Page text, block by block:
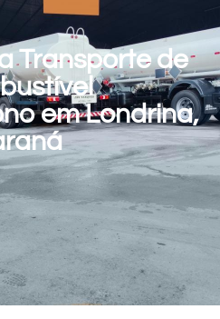
Transporte de
em Londrina,